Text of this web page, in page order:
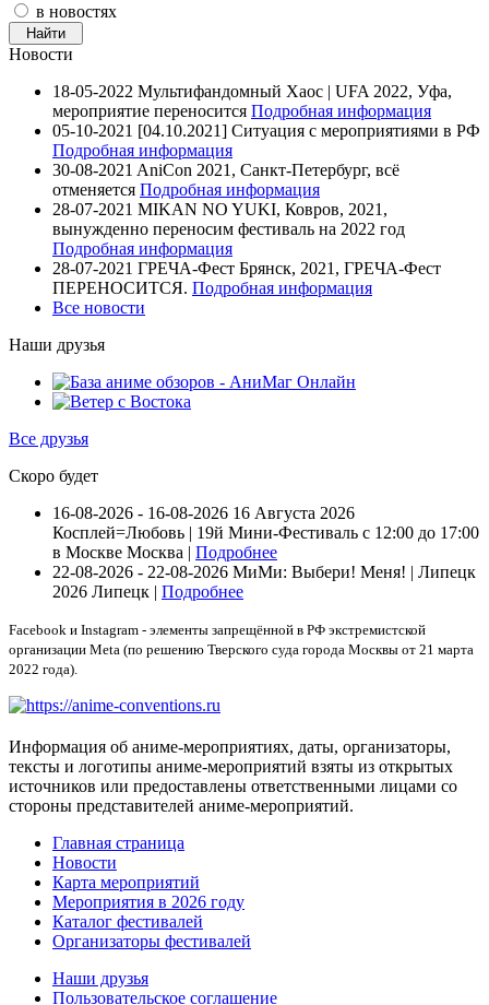
в новостях
Новости
18-05-2022 Мультифандомный Хаос | UFA 2022, Уфа,
мероприятие переносится Подробная информация
05-10-2021 [04.10.2021] Ситуация с мероприятиями в РФ
Подробная информация
30-08-2021 AniCon 2021, Санкт-Петербург, всё
отменяется Подробная информация
28-07-2021 MIKAN NO YUKI, Ковров, 2021,
вынужденно переносим фестиваль на 2022 год
Подробная информация
28-07-2021 ГРЕЧА-Фест Брянск, 2021, ГРЕЧА-Фест
ПЕРЕНОСИТСЯ. Подробная информация
Все новости
Наши друзья
Все друзья
Скоро будет
16-08-2026 - 16-08-2026 16 Августа 2026
Косплей=Любовь | 19й Мини-Фестиваль с 12:00 до 17:00
в Москве Москва | Подробнее
22-08-2026 - 22-08-2026 МиМи: Выбери! Меня! | Липецк
2026 Липецк | Подробнее
Facebook и Instagram - элементы запрещённой в РФ экстремистской
организации Meta (по решению Тверского суда города Москвы от 21 марта
2022 года).
Информация об аниме-мероприятиях, даты, организаторы,
тексты и логотипы аниме-мероприятий взяты из открытых
источников или предоставлены ответственными лицами со
стороны представителей аниме-мероприятий.
Главная страница
Новости
Карта мероприятий
Мероприятия в 2026 году
Каталог фестивалей
Организаторы фестивалей
Наши друзья
Пользовательское соглашение